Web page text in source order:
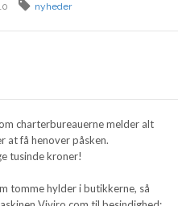
nyheder
charterbureauerne melder alt
at få henover påsken.
tusinde kroner!
tomme hylder i butikkerne, så